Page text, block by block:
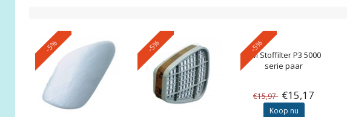
-5% -5% -5%
3MStoffilter P3 5000
serie paar
€15,97 €15,17
Koop nu